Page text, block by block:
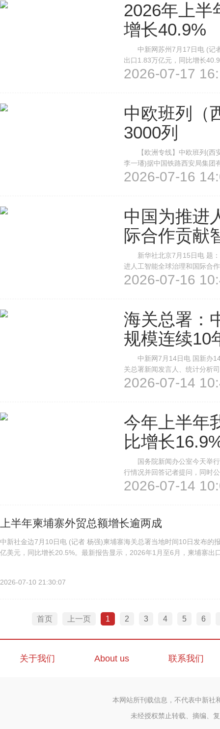
2026年上半
增长40.9%
中新网苏州7月17日电 (记者
出口1.83万亿元，同比增长
7344.2亿元，同比增长54%
2026-07-17
中欧班列（
3000列
【欧洲专线】中欧班列(西
李一璠)据中国铁路西安局集团
欧班列(西安)开行3310自然列
2026-07-16
中国为推进
际合作贡献
新华社北京7月15日电 题：
进人工智能全球治理和国际
江，全球瞩目。7月17日至20
2026-07-16
海关总署：
规模连续10
中新网7月14日电 国新办14
关总署新闻发言人、统计分析
的贸易规模连续10年保持增长
2026-07-14
今年上半年
比增长
国务院新闻办公室今天举行
行情况并回答记者提问，同时
16.9%，外贸保持良好运营态
2026-07-14
上半年柬埔寨外贸总额增长逾两成
中新社金边7月10日电 (记者 杨强)柬埔寨海关总署当地时间10日发布的
亿美元，同比增长20.5%。最新报告显示，2026年1月至6月，柬埔寨
2026-07-10 21:30:07
首页 上一页 1 2 3 4 5 6
关于我们 About us 联系我们
本网站所刊载信息，不代表中新社
未经授权禁止转载、摘编、